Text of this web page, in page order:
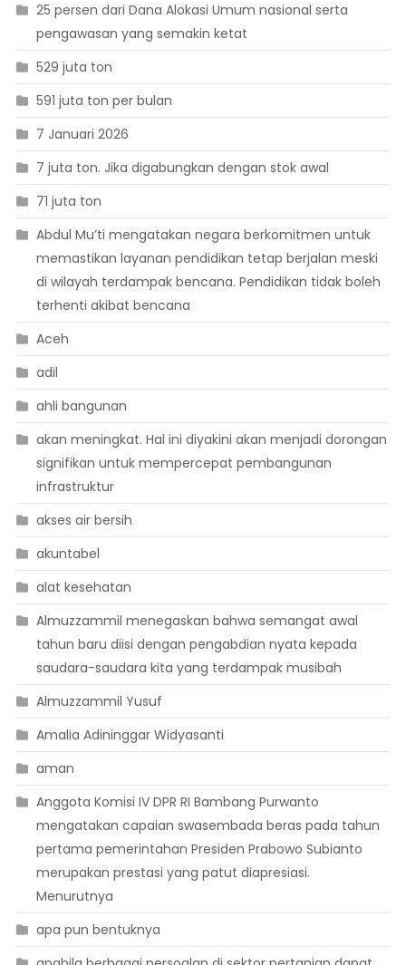
25 persen dari Dana Alokasi Umum nasional serta
pengawasan yang semakin ketat
529 juta ton
591 juta ton per bulan
7 Januari 2026
7 juta ton. Jika digabungkan dengan stok awal
71 juta ton
Abdul Mu’ti mengatakan negara berkomitmen untuk
memastikan layanan pendidikan tetap berjalan meski
di wilayah terdampak bencana. Pendidikan tidak boleh
terhenti akibat bencana
Aceh
adil
ahli bangunan
akan meningkat. Hal ini diyakini akan menjadi dorongan
signifikan untuk mempercepat pembangunan
infrastruktur
akses air bersih
akuntabel
alat kesehatan
Almuzzammil menegaskan bahwa semangat awal
tahun baru diisi dengan pengabdian nyata kepada
saudara-saudara kita yang terdampak musibah
Almuzzammil Yusuf
Amalia Adininggar Widyasanti
aman
Anggota Komisi IV DPR RI Bambang Purwanto
mengatakan capaian swasembada beras pada tahun
pertama pemerintahan Presiden Prabowo Subianto
merupakan prestasi yang patut diapresiasi.
Menurutnya
apa pun bentuknya